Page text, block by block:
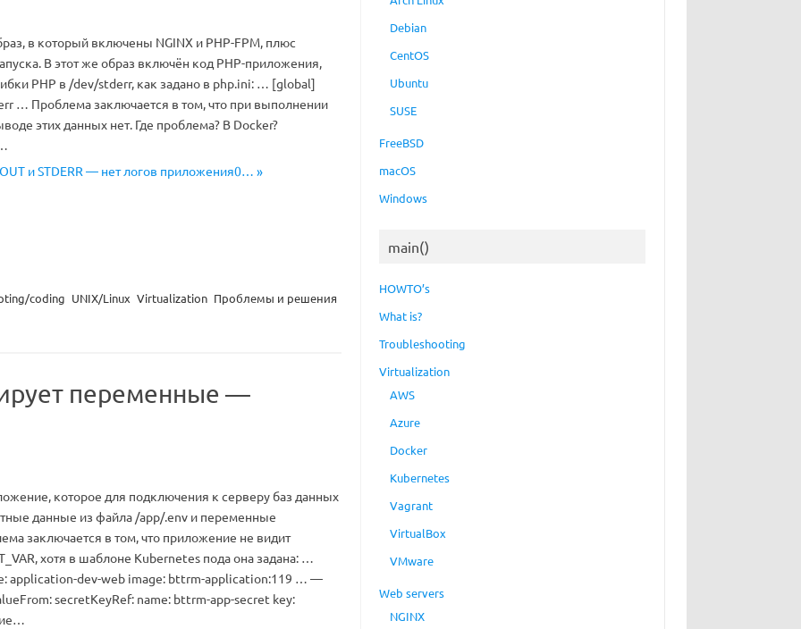
в который включены NGINX и PHP-FPM, плюс
В этот же образ включён код PHP-приложения,
PHP в /dev/stderr, как задано в php.ini: … [global]
… Проблема заключается в том, что при выполнении
этих данных нет. Где проблема? В Docker?
и STDERR — нет логов приложения0… »
coding UNIX/Linux Virtualization Проблемы и решения
переменные —
которое для подключения к серверу баз данных
данные из файла /app/.env и переменные
заключается в том, что приложение не видит
хотя в шаблоне Kubernetes пода она задана: …
application-dev-web image: bttrm-application:119 … —
secretKeyRef: name: bttrm-app-secret key:
Debian
CentOS
Ubuntu
SUSE
FreeBSD
macOS
Windows
main()
HOWTO’s
What is?
Troubleshooting
Virtualization
AWS
Azure
Docker
Kubernetes
Vagrant
VirtualBox
VMware
Web servers
NGINX